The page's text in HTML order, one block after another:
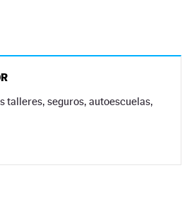
talleres, seguros, autoescuelas,